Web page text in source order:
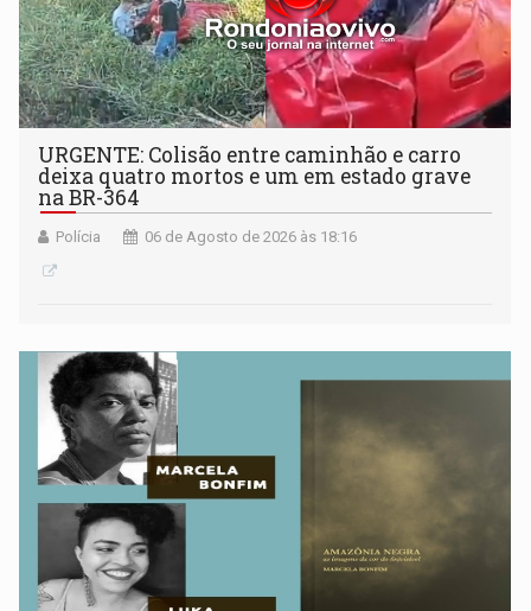
URGENTE: Colisão entre caminhão e carro
deixa quatro mortos e um em estado grave
na BR-364
Polícia 06 de Agosto de 2026 às 18:16